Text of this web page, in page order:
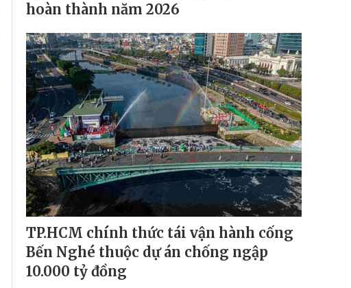
hoàn thành năm 2026
TP.HCM chính thức tái vận hành cống
Bến Nghé thuộc dự án chống ngập
10.000 tỷ đồng